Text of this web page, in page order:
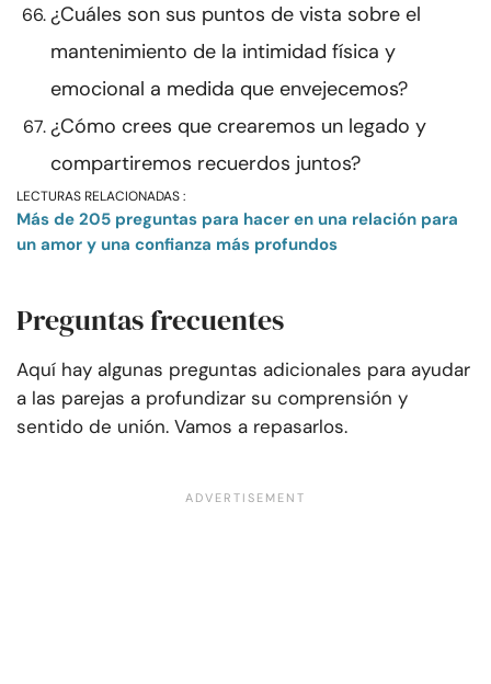
¿Cuáles son sus puntos de vista sobre el
mantenimiento de la intimidad física y
emocional a medida que envejecemos?
¿Cómo crees que crearemos un legado y
compartiremos recuerdos juntos?
LECTURAS RELACIONADAS :
Más de 205 preguntas para hacer en una relación para
un amor y una confianza más profundos
Preguntas frecuentes
Aquí hay algunas preguntas adicionales para ayudar
a las parejas a profundizar su comprensión y
sentido de unión. Vamos a repasarlos.